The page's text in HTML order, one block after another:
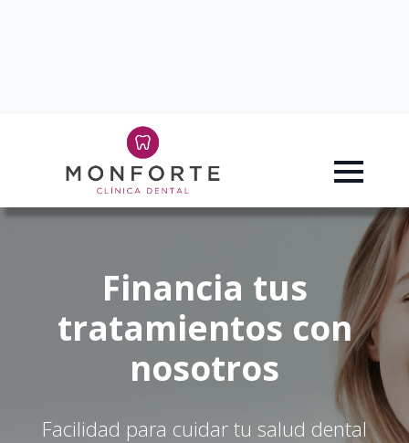
Financia tus
tratamientos con
nosotros
Facilidad para cuidar tu salud dental